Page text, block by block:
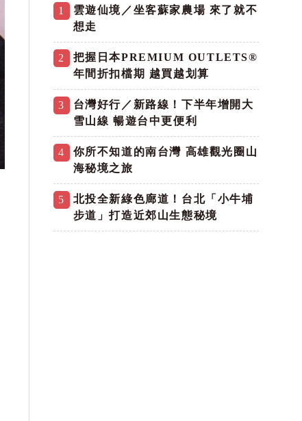
1
雲遊仙境／坐客蘇家農場 來了就不
想走
2
把握日本PREMIUM OUTLETS®
年間折扣檔期 越買越划算
3
台灣好行／新路線！下半年增開大
雪山線 暢遊台中更便利
4
你所不知道的南台灣 高雄觀光圈山
海秘境之旅
5
北投全新綠色廊道！台北「小牛埔
步道」打造近郊山生態秘境